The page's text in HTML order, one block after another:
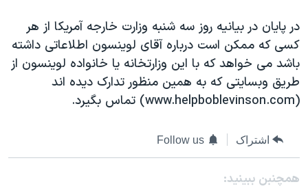
در پایان در بیانیه روز سه شنبه وزارت خارجه آمریکا از هر
کسی که ممکن است درباره آقای لوینسون اطلاعاتی داشته
باشد می خواهد که با این وزارتخانه یا خانواده لوینسون از
طریق وبسایتی که به همین منظور تدارک دیده اند
(www.helpboblevinson.com) تماس بگیرد.
اشتراک Follow us
همچنبن ببینید: